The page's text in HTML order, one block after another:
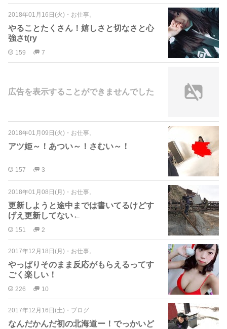
2018年01月16日(火) ・ お仕事。
やることたくさん！嬉しさと切なさと心
強さt(ry
159 7
広告を表示することができませんでした
2018年01月09日(火) ・ お仕事。
アツ姫～！あつい～！さむい～！
157 3
2018年01月08日(月) ・ お仕事。
更新しようと途中までは書いてるけどす
げえ更新してない←
151 2
2017年12月18日(月) ・ お仕事。
やっぱりそのまま反応がもらえるってす
ごく楽しい！
226 10
2017年12月16日(土) ・ ブログ
なんだかんだ初の北海道ー！でっかいど